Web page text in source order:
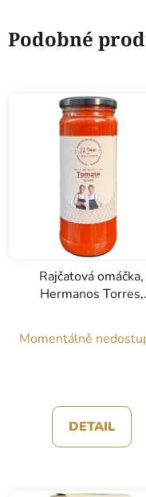
Podobné
Rajčatová omáčka,
Hermanos Torres,
Momentálně
DETAIL